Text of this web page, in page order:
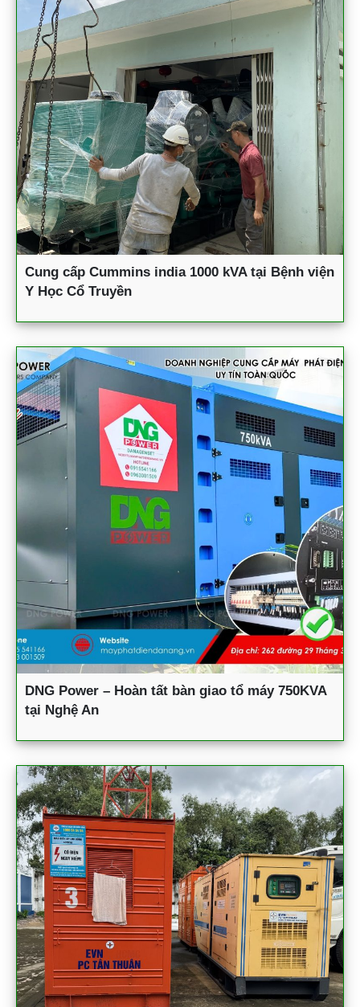
Cung cấp Cummins india 1000 kVA tại Bệnh viện
Y Học Cổ Truyền
DNG Power – Hoàn tất bàn giao tổ máy 750KVA
tại Nghệ An